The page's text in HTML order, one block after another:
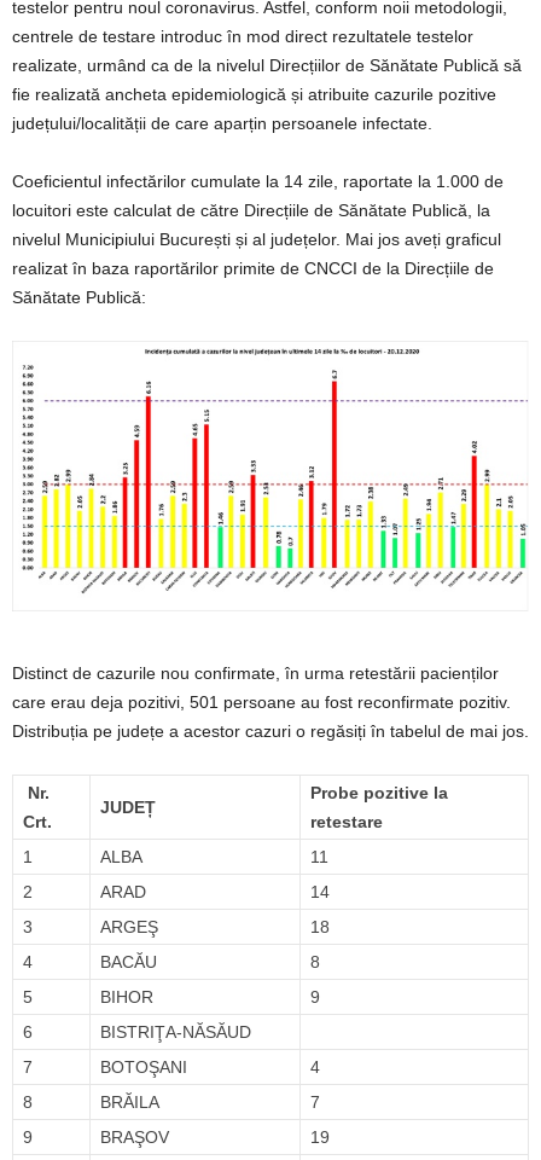
testelor pentru noul coronavirus. Astfel, conform noii metodologii,
centrele de testare introduc în mod direct rezultatele testelor
realizate, urmând ca de la nivelul Direcțiilor de Sănătate Publică să
fie realizată ancheta epidemiologică și atribuite cazurile pozitive
județului/localității de care aparțin persoanele infectate.
Coeficientul infectărilor cumulate la 14 zile, raportate la 1.000 de
locuitori este calculat de către Direcțiile de Sănătate Publică, la
nivelul Municipiului București și al județelor. Mai jos aveți graficul
realizat în baza raportărilor primite de CNCCI de la Direcțiile de
Sănătate Publică:
Distinct de cazurile nou confirmate, în urma retestării pacienților
care erau deja pozitivi, 501 persoane au fost reconfirmate pozitiv.
Distribuția pe județe a acestor cazuri o regăsiți în tabelul de mai jos.
Nr.
Crt.
JUDEȚ
Probe pozitive la
retestare
1
ALBA
11
2
ARAD
14
3
ARGEŞ
18
4
BACĂU
8
5
BIHOR
9
6
BISTRIŢA-NĂSĂUD
7
BOTOŞANI
4
8
BRĂILA
7
9
BRAŞOV
19